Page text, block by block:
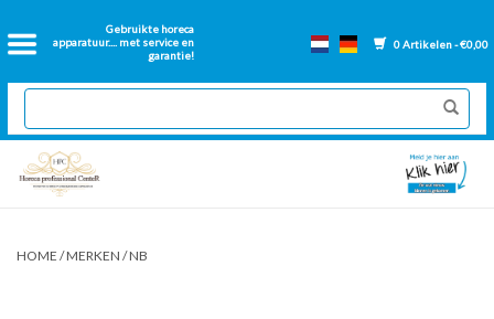
Gebruikte horeca
apparatuur.... met service en
garantie!
0 Artikelen - €0,00
Home
2dehands Horeca
Nieuwe apparatuur
HOME /MERKEN /NB